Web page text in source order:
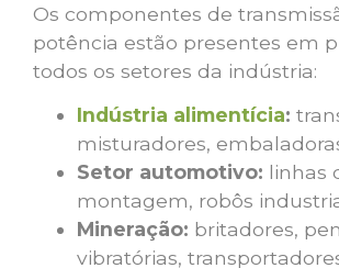
Os componentes de
potência estão presentes em
todos os setores da indústria:
Indústria alimentícia:
misturadores,
Setor automotivo: linhas
montagem, robôs
Mineração: britadores,
vibratórias,